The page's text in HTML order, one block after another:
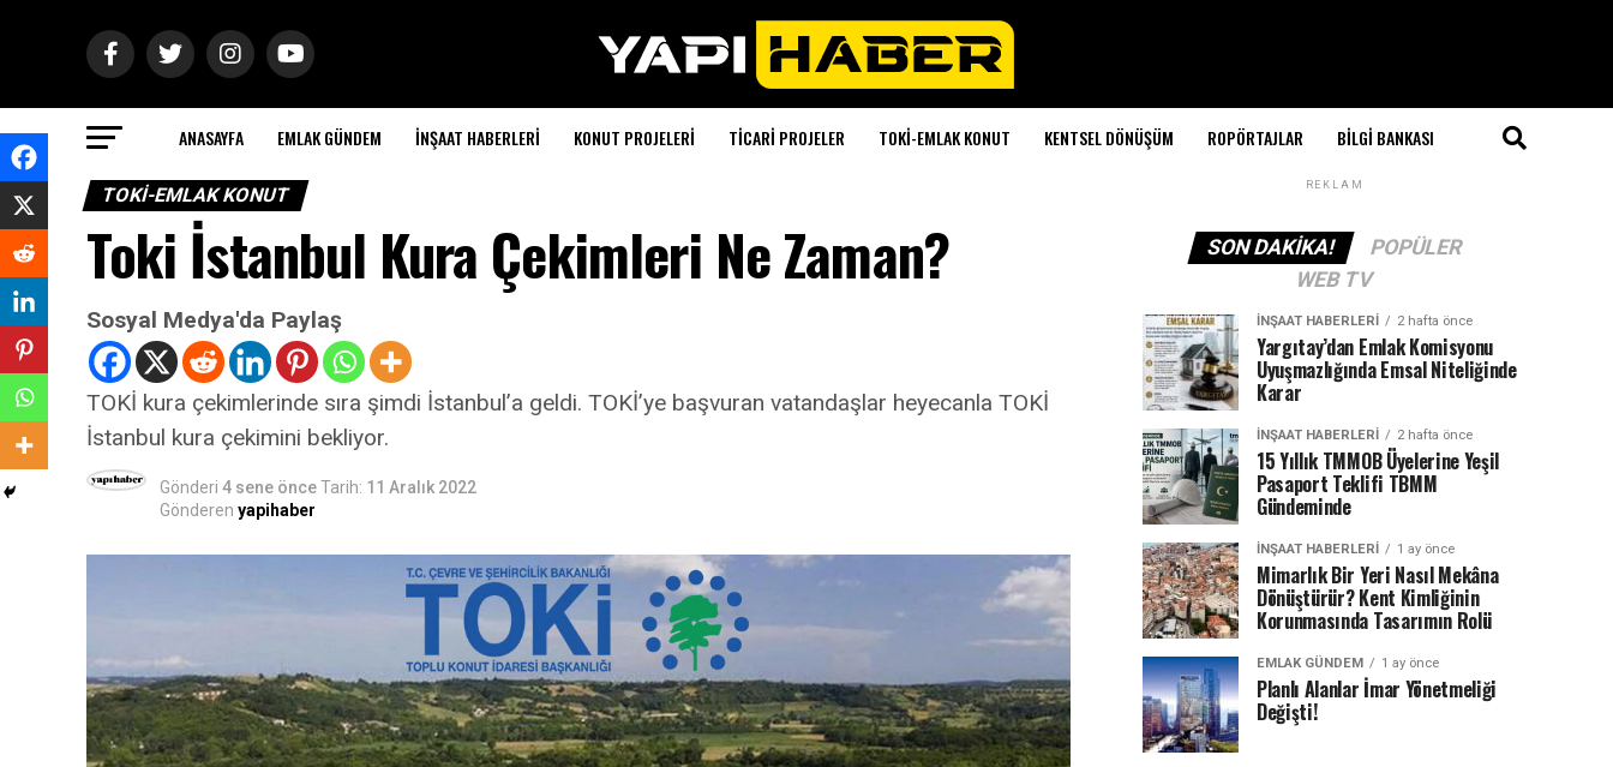
ANASAYFA EMLAK GÜNDEM İNŞAAT HABERLERI KONUT PROJELERI TICARI PROJELER TOKI-EMLAK KONUT KENTSEL DÖNÜŞÜM ROPÖRTAJLAR BILGI BANKASI
TOKI-EMLAK KONUT
Toki İstanbul Kura Çekimleri Ne Zaman?
Sosyal Medya'da Paylaş
TOKİ kura çekimlerinde sıra şimdi İstanbul’a geldi. TOKİ’ye başvuran vatandaşlar heyecanla TOKİ
İstanbul kura çekimini bekliyor.
Gönderi 4 sene önceTarih: 11 Aralık 2022
Gönderen yapihaber
REKLAM
SON DAKIKA!
POPÜLER
WEB TV
İNŞAAT HABERLERI 2 hafta önce
Yargıtay’dan Emlak Komisyonu
Uyuşmazlığında Emsal Niteliğinde
Karar
İNŞAAT HABERLERI 2 hafta önce
15 Yıllık TMMOB Üyelerine Yeşil
Pasaport Teklifi TBMM
Gündeminde
İNŞAAT HABERLERI 1 ay önce
Mimarlık Bir Yeri Nasıl Mekâna
Dönüştürür? Kent Kimliğinin
Korunmasında Tasarımın Rolü
EMLAK GÜNDEM 1 ay önce
Planlı Alanlar İmar Yönetmeliği
Değişti!